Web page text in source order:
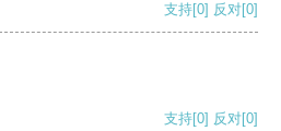
支持[0] 反对[0]
支持[0] 反对[0]